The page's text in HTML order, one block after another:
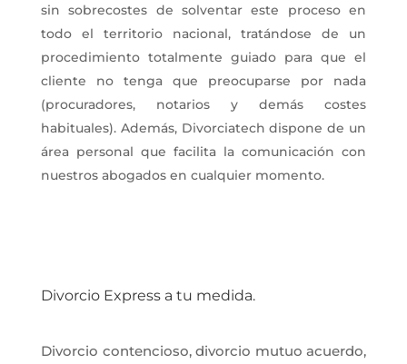
sin sobrecostes de solventar este
proceso en
todo el territorio nacional, tratándose de un
procedimiento totalmente guiado para que el
cliente no tenga que
preocuparse por nada
(procuradores, notarios y demás costes
habituales). Además, Divorciatech dispone de un
área personal que facilita la comunicación con
nuestros abogados en cualquier momento.
Divorcio Express a tu medida.
Divorcio contencioso, divorcio mutuo acuerdo,